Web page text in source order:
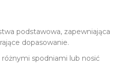
podstawowa, zapewniająca
dopasowanie.
różnymi spodniami lub nosić